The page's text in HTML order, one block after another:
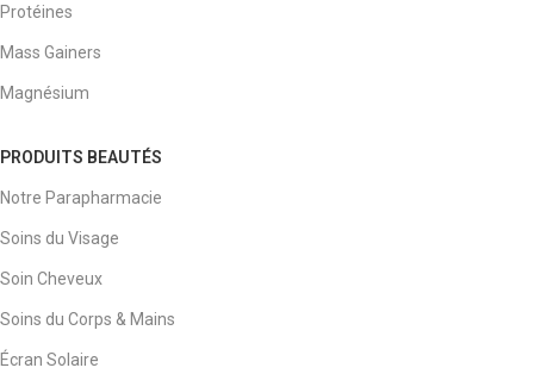
Protéines
Mass Gainers
Magnésium
PRODUITS BEAUTÉS
Notre Parapharmacie
Soins du Visage
Soin Cheveux
Soins du Corps & Mains
Écran Solaire